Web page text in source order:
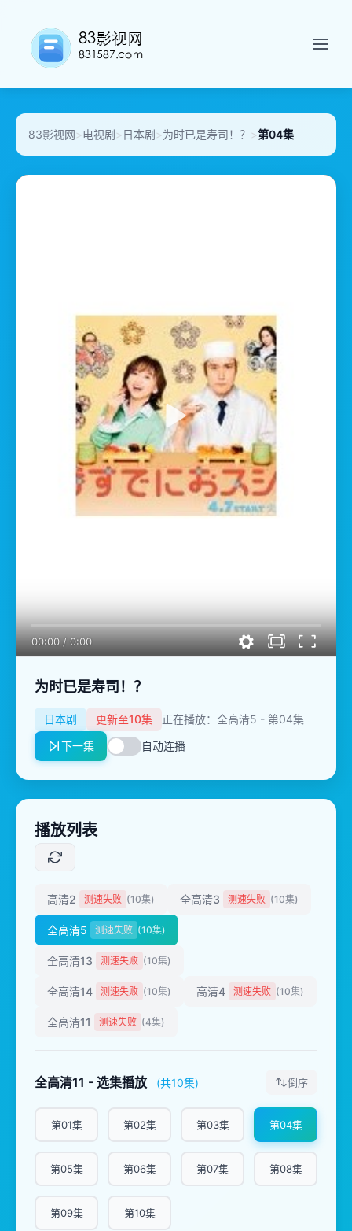
83影视网>电视剧> 日本剧>为时已是寿司！？ >第04集
00:00/0:00
为时已是寿司！？
日本剧 更新至10集
正在播放：全高清5 - 第04集
下一集
自动连播
播放列表
高清2 测速失败 (10集) 全高清3 测速失败 (10集)
全高清5 测速失败 (10集)
全高清13 测速失败 (10集)
全高清14 测速失败 (10集) 高清4 测速失败 (10集)
全高清11 测速失败 (4集)
全高清11 - 选集播放 (共10集) 倒序
第01集 第02集 第03集 第04集
第05集 第06集 第07集 第08集
第09集 第10集